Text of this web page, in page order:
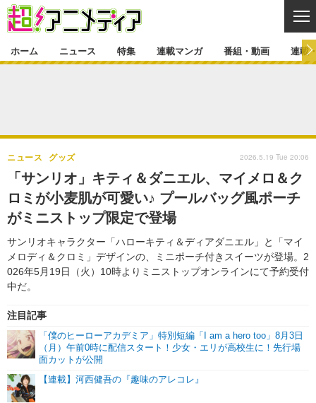
ゲーム・アプリ マンガ
グッズ イベント
声優
舞台 新帝スタ
特集一覧 カバー
ラキりす
連載マンガ
番組・動画
番組・動画一覧 ラジオ
動画
連載・ブログ
連載・ブログ一覧
編集部ブログ・お知らせ
ホーム ニュース 特集 連載マンガ 番組・動画 連載
「サンリオ」キティ＆ダニエル、マイメロ＆ク
ロミが小麦肌が可愛い♪ プールバッグ風ポーチ
がミニストップ限定で登場
サンリオキャラクター「ハローキティ＆ディアダニエル」と「マイ
メロディ＆クロミ」デザインの、ミニポーチ付きスイーツが登場。2
026年5月19日（火）10時よりミニストップオンラインにて予約受付
中だ。
ニュース グッズ
注目記事
「僕のヒーローアカデミア」特別短編「I am a hero too」8月3日
（月）午前0時に配信スタート！少女・エリが高校生に！先行場
面カットが公開
【連載】河西健吾の『趣味のアレコレ』
2026.5.19 Tue 20:06